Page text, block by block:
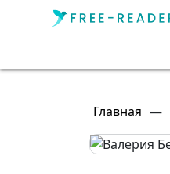
Главная —